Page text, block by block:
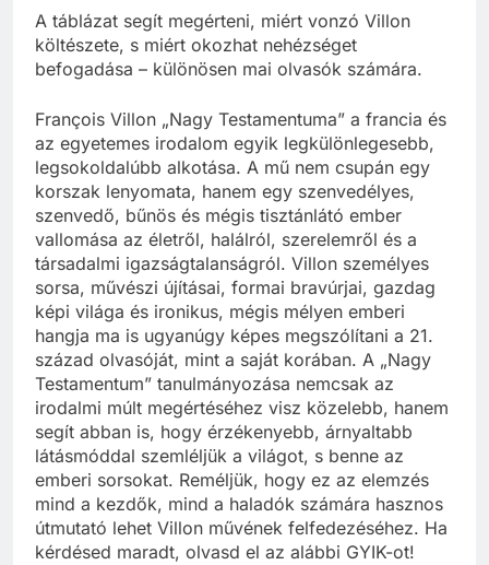
A táblázat segít megérteni, miért vonzó Villon
költészete, s miért okozhat nehézséget
befogadása – különösen mai olvasók számára.
François Villon „Nagy Testamentuma” a francia és
az egyetemes irodalom egyik legkülönlegesebb,
legsokoldalúbb alkotása. A mű nem csupán egy
korszak lenyomata, hanem egy szenvedélyes,
szenvedő, bűnös és mégis tisztánlátó ember
vallomása az életről, halálról, szerelemről és a
társadalmi igazságtalanságról. Villon személyes
sorsa, művészi újításai, formai bravúrjai, gazdag
képi világa és ironikus, mégis mélyen emberi
hangja ma is ugyanúgy képes megszólítani a 21.
század olvasóját, mint a saját korában. A „Nagy
Testamentum” tanulmányozása nemcsak az
irodalmi múlt megértéséhez visz közelebb, hanem
segít abban is, hogy érzékenyebb, árnyaltabb
látásmóddal szemléljük a világot, s benne az
emberi sorsokat. Reméljük, hogy ez az elemzés
mind a kezdők, mind a haladók számára hasznos
útmutató lehet Villon művének felfedezéséhez. Ha
kérdésed maradt, olvasd el az alábbi GYIK-ot!